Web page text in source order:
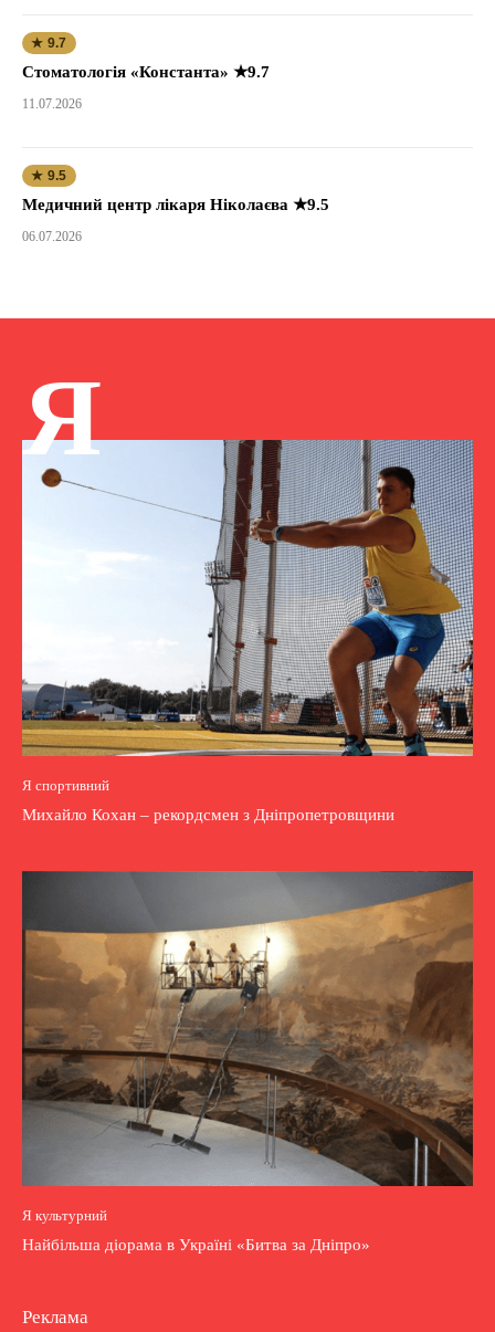
★ 9.7
Стоматологія «Константа» ★9.7
11.07.2026
★ 9.5
Медичний центр лікаря Ніколаєва ★9.5
06.07.2026
Я
Я спортивний
Михайло Кохан – рекордсмен з Дніпропетровщини
Я культурний
Найбільша діорама в Україні «Битва за Дніпро»
Реклама